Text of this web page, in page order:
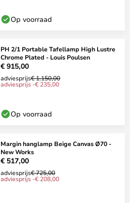
Op voorraad
PH 2/1 Portable Tafellamp High Lustre
Chrome Plated - Louis Poulsen
€ 915,00
adviesprijs€ 1.150,00
adviesprijs -€ 235,00
Op voorraad
Margin hanglamp Beige Canvas Ø70 -
New Works
€ 517,00
adviesprijs€ 725,00
adviesprijs -€ 208,00